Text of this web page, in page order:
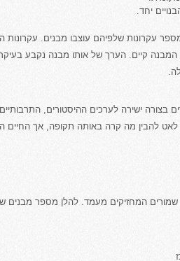
יחד.
עקרונות שלפיהם עוצבו מבנים.
קיים. הערך של אותו מבנה נקבע
בצורה ישירה לערכים ההיסטורים,
לאט להבין מה קרה באותה תקופה, אך החיים
המחזיקים מעמד. להלן מספר מבנים